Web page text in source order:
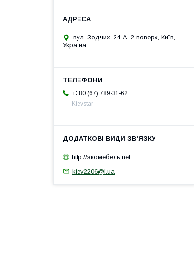
вул. Зодчих, 34-А, 2 поверх, Київ,
Україна
+380 (67) 789-31-62
Kievstar
http://экомебель.net
kiev2206@i.ua